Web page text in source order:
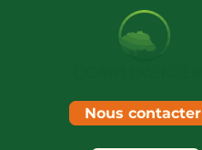
Nous contacter